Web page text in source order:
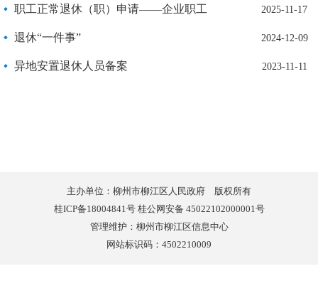
2025-11-17
职工正常退休（职）申请——企业职工
2024-12-09
退休“一件事”
2023-11-11
异地安置退休人员备案
主办单位：柳州市柳江区人民政府 版权所有
桂ICP备18004841号 桂公网安备 45022102000001号
管理维护：柳州市柳江区信息中心
网站标识码：4502210009